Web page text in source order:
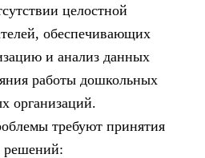
целостной
обеспечивающих
и анализ данных
работы дошкольных
организаций.
требуют принятия
решений: